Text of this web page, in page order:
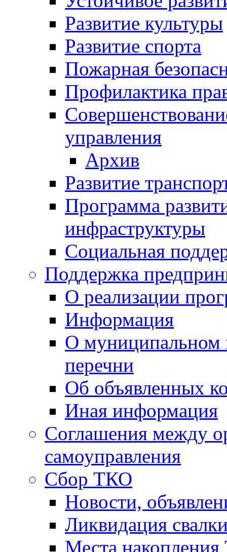
Развитие культуры
Развитие спорта
Пожарная
Профилактика
управления
Архив
Развитие
Программа
инфраструктуры
Социальная
Поддержка
О реализации
Информация
О муниципальном
перечни
Об объявленных
Иная информация
Соглашения между
самоуправления
Сбор ТКО
Новости,
Ликвидация
Места